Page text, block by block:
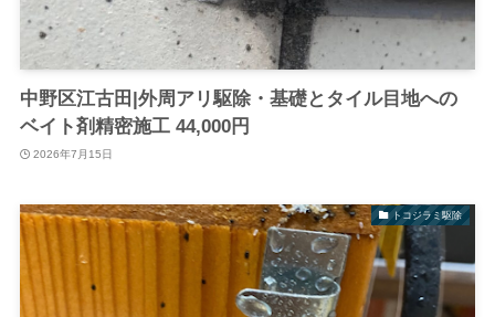
中野区江古田|外周アリ駆除・基礎とタイル目地への
ベイト剤精密施工 44,000円
2026年7月15日
トコジラミ駆除